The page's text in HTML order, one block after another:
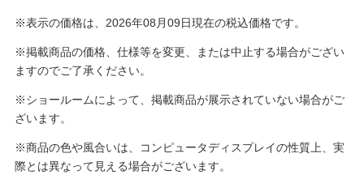
※表示の価格は、2026年08月09日現在の税込価格です。
※掲載商品の価格、仕様等を変更、または中止する場合がござい
ますのでご了承ください。
※ショールームによって、掲載商品が展示されていない場合がご
ざいます。
※商品の色や風合いは、コンピュータディスプレイの性質上、実
際とは異なって見える場合がございます。